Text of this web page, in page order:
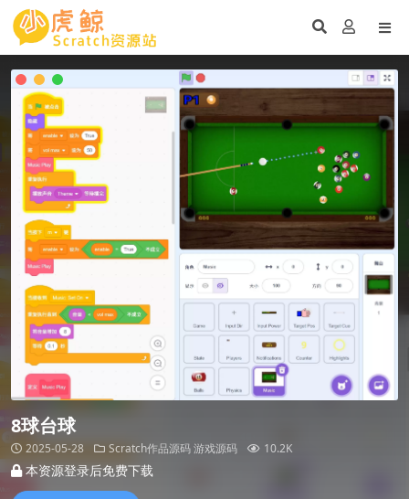
8球台球
2025-05-28 Scratch作品源码游戏源码 10.2K
本资源登录后免费下载